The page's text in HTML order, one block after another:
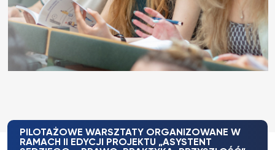
PILOTAŻOWE WARSZTATY ORGANIZOWANE W
RAMACH II EDYCJI PROJEKTU „ASYSTENT